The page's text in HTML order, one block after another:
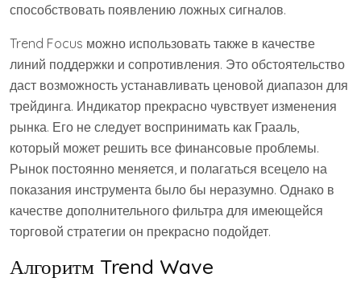
способствовать появлению ложных сигналов.
Trend Focus можно использовать также в качестве
линий поддержки и сопротивления. Это обстоятельство
даст возможность устанавливать ценовой диапазон для
трейдинга. Индикатор прекрасно чувствует изменения
рынка. Его не следует воспринимать как Грааль,
который может решить все финансовые проблемы.
Рынок постоянно меняется, и полагаться всецело на
показания инструмента было бы неразумно. Однако в
качестве дополнительного фильтра для имеющейся
торговой стратегии он прекрасно подойдет.
Алгоритм Trend Wave